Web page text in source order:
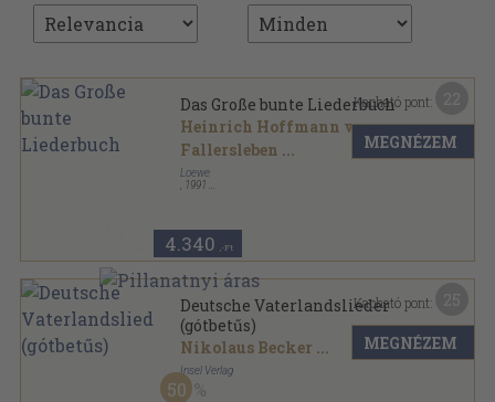
Das Große bunte Liederbuch
Heinrich Hoffmann von
Fallersleben ...
Loewe
1991
4.340 ,-Ft
Kapható pont:
MEGNÉZEM
Deutsche Vaterlandslieder
(gótbetűs)
Nikolaus Becker ...
Insel Verlag
Könyvkötői kötés
50
Kapható pont:
MEGNÉZEM